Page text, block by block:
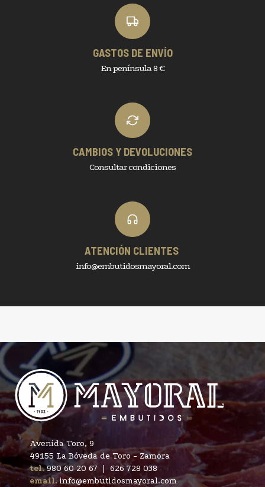
GASTOS DE ENVÍO
En península 8 €
CAMBIOS Y DEVOLUCIONES
Consultar condiciones
ATENCIÓN CLIENTES
info@embutidosmayoral.com
Avenida Toro, 9
49155 La Bóveda de Toro - Zamora
tel.980 60 20 67 | 626 728 038
email.info@embutidosmayoral.com